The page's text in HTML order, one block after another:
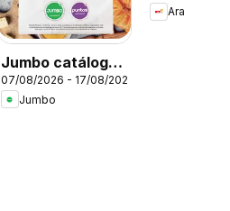
Jumbo catálogo
al 100
07/08/2026 - 17/08/2026
Jumbo
Ara